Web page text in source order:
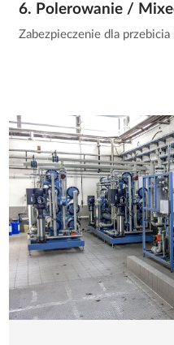
6. Polerowanie /
Zabezpieczenie dla